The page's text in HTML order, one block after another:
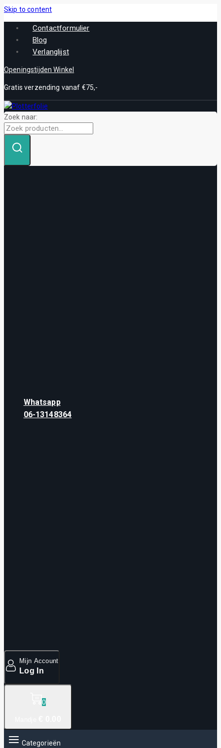
Skip to content
Contactformulier
Blog
Verlanglijst
Openingstijden Winkel
Gratis verzending vanaf €75,-
Zoek naar:
Whatsapp
06-13148364
Mijn Account
Log In
0
Categorieën